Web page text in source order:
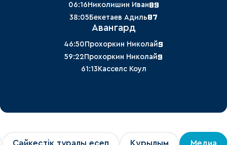
06:16 Николишин Иван89
38:05 Бекетаев Адиль87
Авангард
46:50 Прохоркин Николай9
59:22 Прохоркин Николай9
61:13 Касселс Коул